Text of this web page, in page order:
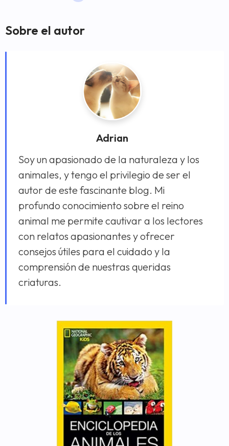
Sobre el autor
Adrian
Soy un apasionado de la naturaleza y los
animales, y tengo el privilegio de ser el
autor de este fascinante blog. Mi
profundo conocimiento sobre el reino
animal me permite cautivar a los lectores
con relatos apasionantes y ofrecer
consejos útiles para el cuidado y la
comprensión de nuestras queridas
criaturas.